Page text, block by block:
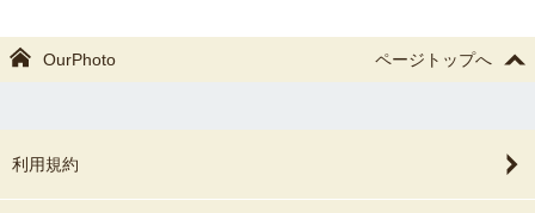
OurPhoto ページトップへ
利用規約